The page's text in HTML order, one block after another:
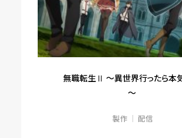
無職転生Ⅱ ～異世界行ったら本
～
製作 配信